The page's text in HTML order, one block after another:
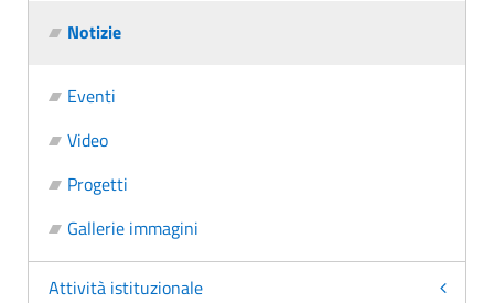
Notizie
Eventi
Video
Progetti
Gallerie immagini
Attività istituzionale